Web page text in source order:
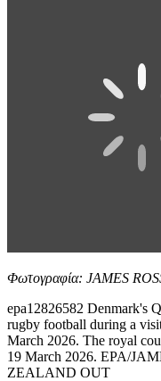
Φωτογραφία: JAMES
epa12826582 Denmark's
rugby football during a
March 2026. The royal
19 March 2026. EPA/
ZEALAND OUT